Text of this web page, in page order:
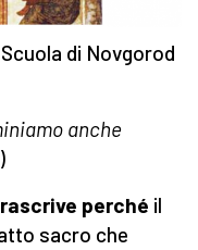
di Novgorod
anche
perché il
sacro che